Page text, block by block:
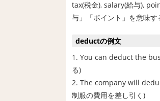
tax(税金), salary(給与),
与」「ポイント」を意味す
deductの例文
1. You can deduct the
る)
2. The company will
制服の費用を差し引く)